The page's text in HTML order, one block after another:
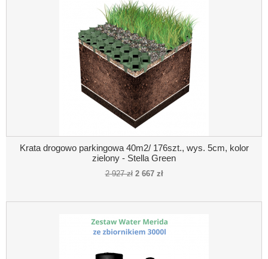
Krata drogowo parkingowa 40m2/ 176szt., wys. 5cm, kolor
zielony - Stella Green
2 927 zł 2 667 zł